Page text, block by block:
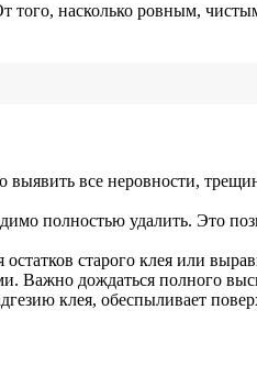
того, насколько ровным,
все неровности,
полностью удалить. Это
старого клея или
Важно дождаться полного
клея, обеспыливает